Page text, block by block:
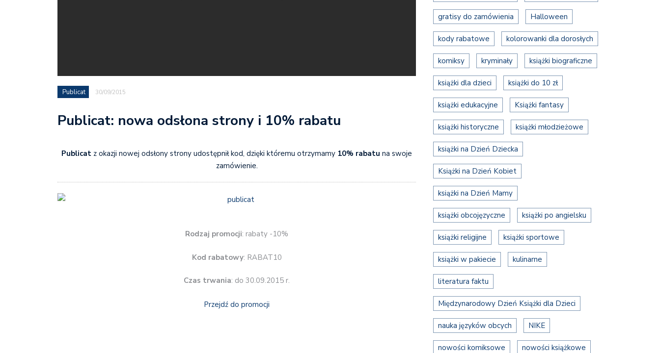
Publicat 30/09/2015
Publicat: nowa odsłona strony i 10% rabatu
Publicat z okazji nowej odsłony strony udostępnił kod, dzięki któremu otrzymamy 10% rabatu na swoje
zamówienie.
Rodzaj promocji: rabaty -10%
Kod rabatowy: RABAT10
Czas trwania: do 30.09.2015 r.
Przejdź do promocji
gratisy do zamówienia Halloween
kody rabatowe kolorowanki dla dorosłych
komiksy kryminały książki biograficzne
książki dla dzieci książki do 10 zł
książki edukacyjne Książki fantasy
książki historyczne książki młodzieżowe
książki na Dzień Dziecka
Książki na Dzień Kobiet
książki na Dzień Mamy
książki obcojęzyczne książki po angielsku
książki religijne książki sportowe
książki w pakiecie kulinarne
literatura faktu
Międzynarodowy Dzień Książki dla Dzieci
nauka języków obcych NIKE
nowości komiksowe nowości książkowe